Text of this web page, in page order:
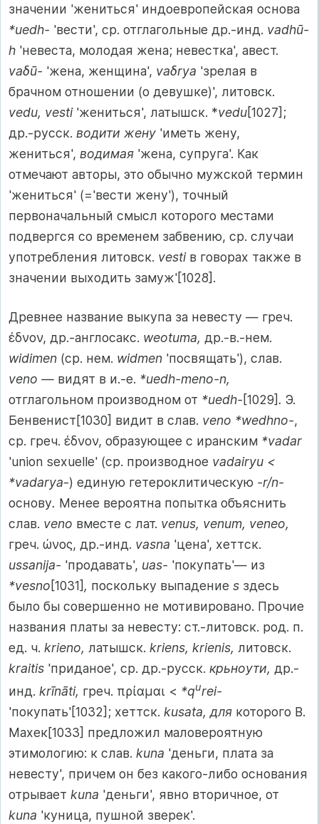
значении 'жениться' индоевропейская основа
*uedh- 'вести', ср. отглагольные др.-инд. vadhū-
h 'невеста, молодая жена; невестка', авест.
vaδū- 'жена, женщина', vaδrya 'зрелая в
брачном отношении (о девушке)', литовск.
vedu, vesti 'жениться', латышск. *vedu[1027];
др.-русск. водити жену 'иметь жену,
жениться', водимая 'жена, супруга'. Как
отмечают авторы, это обычно мужской термин
'жениться' (='вести жену'), точный
первоначальный смысл которого местами
подвергся со временем забвению, ср. случаи
употребления литовск. vesti в говорах также в
значении выходить замуж'[1028].
Древнее название выкупа за невесту — греч.
έδνον, др.-англосакс. weotuma, др.-в.-нем.
widimen (ср. нем. widmen 'посвящать'), слав.
veno — видят в и.-е. *uedh-meno-n,
отглагольном производном от *uedh-[1029]. Э.
Бенвенист[1030] видит в слав. veno *wedhno-,
ср. греч. έδνον, образующее с иранским *vadar
'union sexuelle' (ср. производное vadairyu <
*vadarya-) единую гетероклитическую -r/n-
основу. Менее вероятна попытка объяснить
слав. veno вместе с лат. venus, venum, veneo,
греч. ώνος, др.-инд. vasna 'цена', хеттск.
ussanija- 'продавать', uas- 'покупать'— из
*vesno[1031], поскольку выпадение s здесь
было бы совершенно не мотивировано. Прочие
названия платы за невесту: ст.-литовск. род. п.
ед. ч. krieno, латышск. kriens, krienis, литовск.
kraitis 'приданое', ср. др.-русск. крьноути, др.-
инд. krīnāti, греч. πρίαμαι < *qurei-
'покупать'[1032]; хеттск. kusata, для которого В.
Махек[1033] предложил маловероятную
этимологию: к слав. kuna 'деньги, плата за
невесту', причем он без какого-либо основания
отрывает kuna 'деньги', явно вторичное, от
kuna 'куница, пушной зверек'.